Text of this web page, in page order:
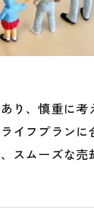
り、慎重に
イフプラン
スムーズな売